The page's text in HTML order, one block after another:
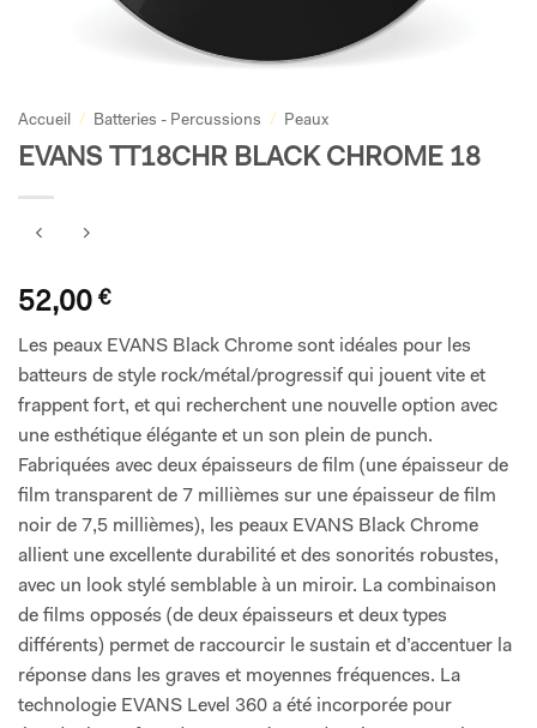
Accueil / Batteries - Percussions / Peaux
EVANS TT18CHR BLACK CHROME 18
52,00 €
Les peaux EVANS Black Chrome sont idéales pour les
batteurs de style rock/métal/progressif qui jouent vite et
frappent fort, et qui recherchent une nouvelle option avec
une esthétique élégante et un son plein de punch.
Fabriquées avec deux épaisseurs de film (une épaisseur de
film transparent de 7 millièmes sur une épaisseur de film
noir de 7,5 millièmes), les peaux EVANS Black Chrome
allient une excellente durabilité et des sonorités robustes,
avec un look stylé semblable à un miroir. La combinaison
de films opposés (de deux épaisseurs et deux types
différents) permet de raccourcir le sustain et d’accentuer la
réponse dans les graves et moyennes fréquences. La
technologie EVANS Level 360 a été incorporée pour